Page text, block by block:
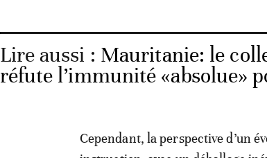
Lire aussi : Mauritanie: le
réfute l’immunité «absolue»
Cependant, la perspective d’un